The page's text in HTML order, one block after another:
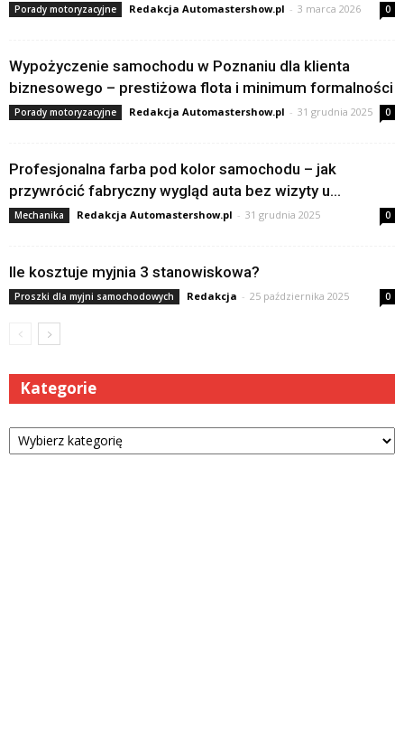
Porady motoryzacyjne Redakcja Automastershow.pl - 3 marca 2026 0
Wypożyczenie samochodu w Poznaniu dla klienta
biznesowego – prestiżowa flota i minimum formalności
Porady motoryzacyjne Redakcja Automastershow.pl - 31 grudnia 2025 0
Profesjonalna farba pod kolor samochodu – jak
przywrócić fabryczny wygląd auta bez wizyty u...
Mechanika Redakcja Automastershow.pl - 31 grudnia 2025 0
Ile kosztuje myjnia 3 stanowiskowa?
Proszki dla myjni samochodowych Redakcja - 25 października 2025 0
Kategorie
Kategorie